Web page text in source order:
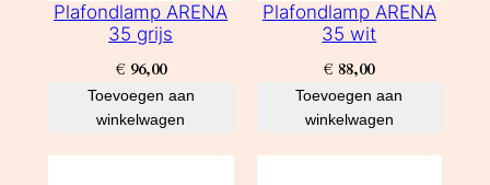
Plafondlamp ARENA
35 grijs
€ 96,00
Toevoegen aan
winkelwagen
Plafondlamp ARENA
35 wit
€ 88,00
Toevoegen aan
winkelwagen